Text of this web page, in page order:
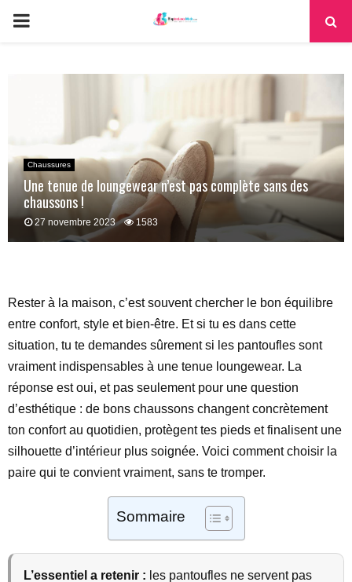
PRIMARY
Chaussures
Une tenue de loungewear n’est pas complète sans des
chaussons !
27 novembre 2023 1583
Rester à la maison, c’est souvent chercher le bon équilibre
entre confort, style et bien-être. Et si tu es dans cette
situation, tu te demandes sûrement si les pantoufles sont
vraiment indispensables à une tenue loungewear. La
réponse est oui, et pas seulement pour une question
d’esthétique : de bons chaussons changent concrètement
ton confort au quotidien, protègent tes pieds et finalisent une
silhouette d’intérieur plus soignée. Voici comment choisir la
paire qui te convient vraiment, sans te tromper.
Sommaire
L’essentiel a retenir : les pantoufles ne servent pas